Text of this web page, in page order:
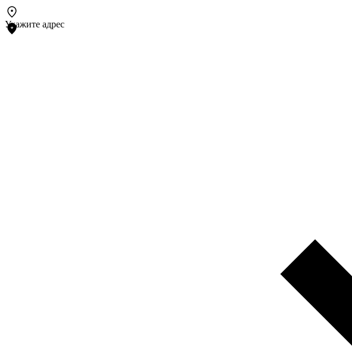
Укажите адрес